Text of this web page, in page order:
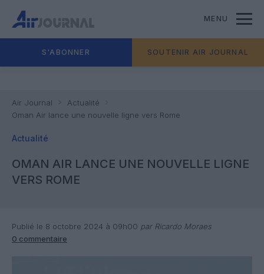
MENU
S'ABONNER SOUTENIR AIR JOURNAL
Air Journal
Actualité
Oman Air lance une nouvelle ligne vers Rome
Actualité
OMAN AIR LANCE UNE NOUVELLE LIGNE
VERS ROME
Publié le 8 octobre 2024 à 09h00 par Ricardo Moraes
0 commentaire